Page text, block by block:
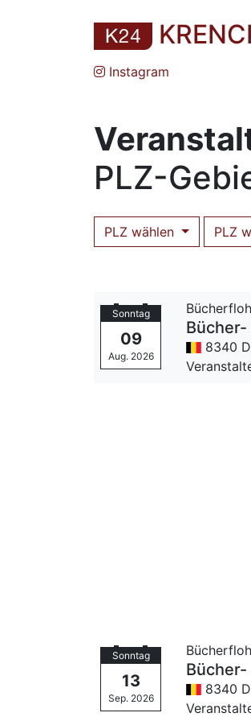
Instagram
PLZ-
PLZ wählen PLZ
Sonntag
09
Aug. 2026
Bücher-
8340
Sonntag
13
Sep. 2026
Bücher-
8340